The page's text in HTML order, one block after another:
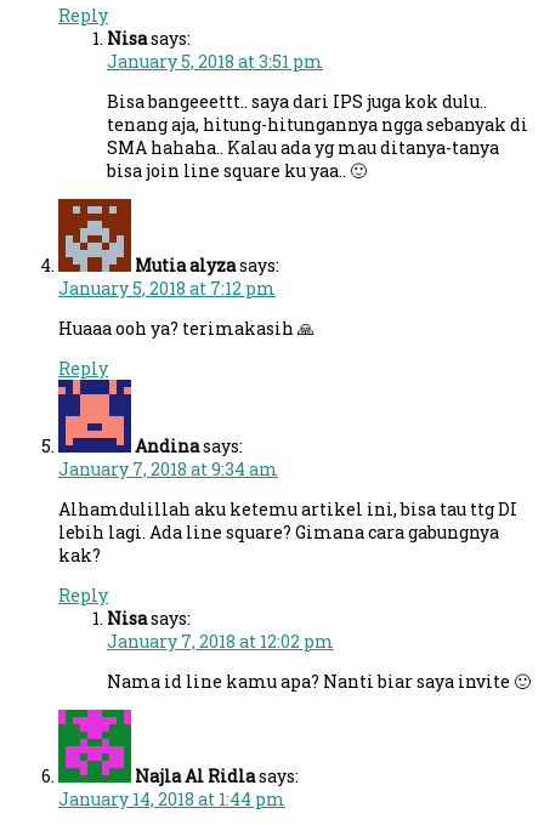
Reply
Nisasays:
January 5, 2018 at 3:51 pm
Bisa bangeeettt.. saya dari IPS juga kok dulu..
tenang aja, hitung-hitungannya ngga sebanyak di
SMA hahaha.. Kalau ada yg mau ditanya-tanya
bisa join line square ku yaa.. 🙂
Mutia alyzasays:
January 5, 2018 at 7:12 pm
Huaaa ooh ya? terimakasih 🙏
Reply
Andinasays:
January 7, 2018 at 9:34 am
Alhamdulillah aku ketemu artikel ini, bisa tau ttg DI
lebih lagi. Ada line square? Gimana cara gabungnya
kak?
Reply
Nisasays:
January 7, 2018 at 12:02 pm
Nama id line kamu apa? Nanti biar saya invite 🙂
Najla Al Ridlasays:
January 14, 2018 at 1:44 pm